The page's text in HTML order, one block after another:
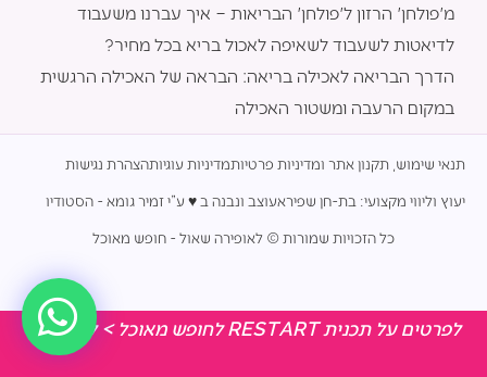
מ'פולחן' הרזון ל'פולחן' הבריאות – איך עברנו משעבוד
לדיאטות לשעבוד לשאיפה לאכול בריא בכל מחיר?
הדרך הבריאה לאכילה בריאה: הבראה של האכילה הרגשית
במקום הרעבה ומשטור האכילה
כל הזכויות שמורות © לאופירה שאול - חופש מאוכל
תנאי שימוש, תקנון אתר ומדיניות פרטיותמדיניות עוגיותהצהרת נגישות
יעוץ וליווי מקצועי: בת-חן שפיראעוצב ונבנה ב ♥︎ ע”י זמיר גומא - הסטודיו
לפרטים על תכנית RESTART לחופש מאוכל > לחצי כאן